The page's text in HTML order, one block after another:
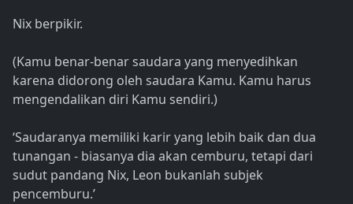
Nix berpikir.
(Kamu benar-benar saudara yang menyedihkan
karena didorong oleh saudara Kamu. Kamu harus
mengendalikan diri Kamu sendiri.)
‘Saudaranya memiliki karir yang lebih baik dan dua
tunangan - biasanya dia akan cemburu, tetapi dari
sudut pandang Nix, Leon bukanlah subjek
pencemburu.’